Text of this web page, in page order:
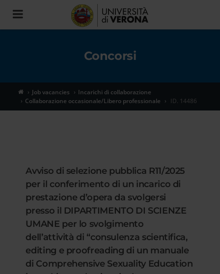
Toggle
navigation
Concorsi
Job vacancies
Incarichi di collaborazione
Collaborazione occasionale/Libero professionale
ID. 14486
Avviso di selezione pubblica R11/2025
per il conferimento di un incarico di
prestazione d’opera da svolgersi
presso il DIPARTIMENTO DI SCIENZE
UMANE per lo svolgimento
dell’attività di “consulenza scientifica,
editing e proofreading di un manuale
di Comprehensive Sexuality Education